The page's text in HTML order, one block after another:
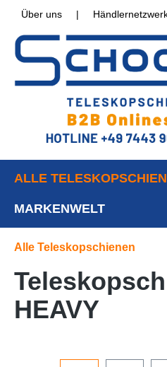
Über uns |
ALLE
MARKENWELT
Alle Teleskopschienen
HEAVY